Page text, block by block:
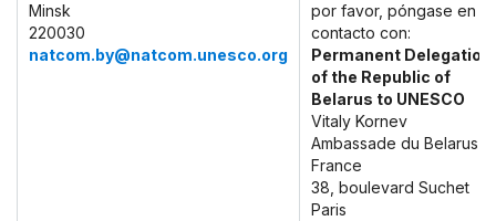
Minsk
220030
natcom.by@natcom.unesco.org
por favor, póngase en
contacto con:
Permanent Delegation
of the Republic of
Belarus to UNESCO
Vitaly Kornev
Ambassade du Belarus
France
38, boulevard Suchet
Paris